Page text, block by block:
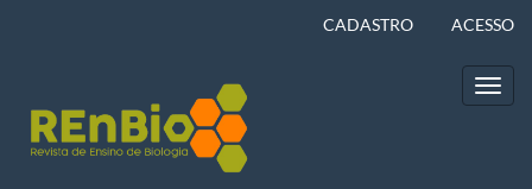
Barra
Lateral
CADASTRO ACESSO